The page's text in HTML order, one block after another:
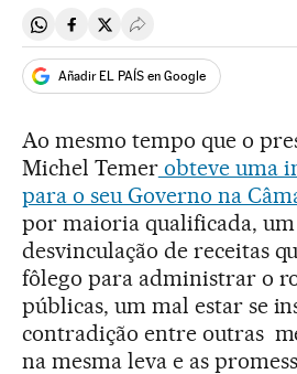
Compartir en Whatsapp
Compartir en Facebook
Compartir en Twitter
Desplegar Redes
Añadir EL PAÍS en Google
Ao mesmo tempo que o
Michel Temerobteve uma
para o seu Governo na
por maioria qualificada,
desvinculação de receitas
fôlego para administrar o
públicas, um mal estar se
contradição entre outras
na mesma leva e as